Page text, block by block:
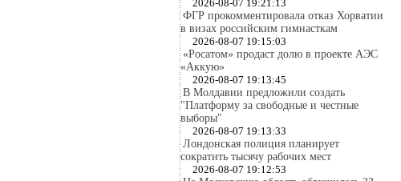
2026-08-07 19:21:13
ФГР прокомментировала отказ Хорватии
в визах российским гимнасткам
2026-08-07 19:15:03
«Росатом» продаст долю в проекте АЭС
«Аккую»
2026-08-07 19:13:45
В Молдавии предложили создать
"Платформу за свободные и честные
выборы"
2026-08-07 19:13:33
Лондонская полиция планирует
сократить тысячу рабочих мест
2026-08-07 19:12:53